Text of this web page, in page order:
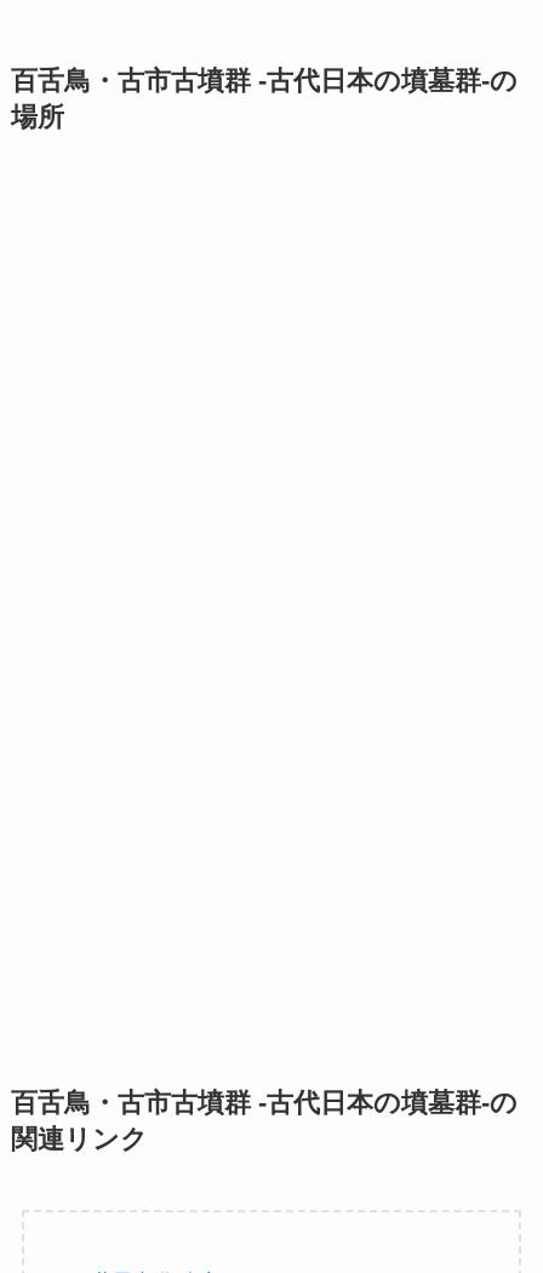
百舌鳥・古市古墳群 -古代日本の墳墓群-の
場所
百舌鳥・古市古墳群 -古代日本の墳墓群-の
関連リンク